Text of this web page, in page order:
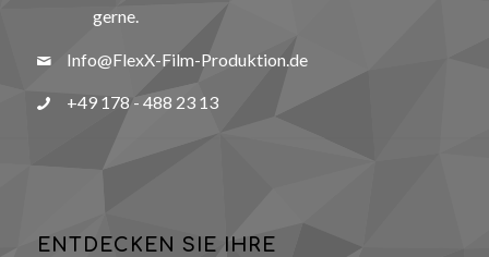
gerne.
Info@FlexX-Film-Produktion.de
+49 178 - 488 23 13
ENTDECKEN SIE IHRE